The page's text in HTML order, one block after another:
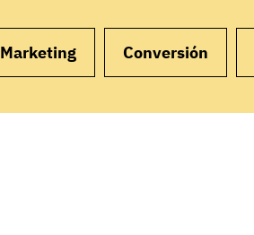
Marketing Conversión